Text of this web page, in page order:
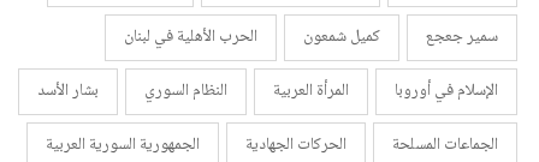
سمير جعجع
كميل شمعون
الحرب الأهلية في لبنان
الإسلام في أوروبا
المرأة العربية النظام السوري
بشار الأسد
الجماعات المسلحة
الحركات الجهادية
الجمهورية السورية العربية